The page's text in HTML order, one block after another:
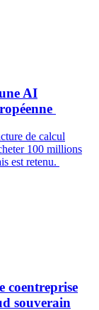
AI
de calcul
100 millions
est retenu.
coentreprise
souverain